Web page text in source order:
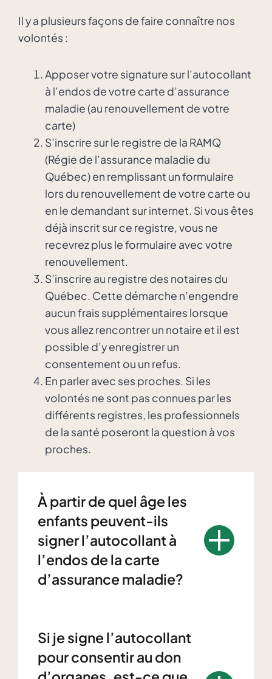
Il y a plusieurs façons de faire connaître nos
volontés :
Apposer votre signature sur l’autocollant
à l’endos de votre carte d’assurance
maladie (au renouvellement de votre
carte)
S’inscrire sur le registre de la RAMQ
(Régie de l’assurance maladie du
Québec) en remplissant un formulaire
lors du renouvellement de votre carte ou
en le demandant sur internet. Si vous êtes
déjà inscrit sur ce registre, vous ne
recevrez plus le formulaire avec votre
renouvellement.
S’inscrire au registre des notaires du
Québec. Cette démarche n’engendre
aucun frais supplémentaires lorsque
vous allez rencontrer un notaire et il est
possible d’y enregistrer un
consentement ou un refus.
En parler avec ses proches. Si les
volontés ne sont pas connues par les
différents registres, les professionnels
de la santé poseront la question à vos
proches.
À partir de quel âge les
enfants peuvent-ils
signer l’autocollant à
l’endos de la carte
d’assurance maladie?
Si je signe l’autocollant
pour consentir au don